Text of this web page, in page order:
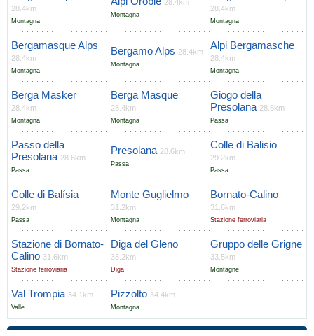
28.4km
Montagna
28.4km
Montagna
28.4km
Montagna
Bergamasque Alps
28.4km
Montagna
Bergamo Alps 28.4km
Montagna
Alpi Bergamasche
28.4km
Montagna
Berga Masker
28.4km
Montagna
Berga Masque
28.4km
Montagna
Giogo della
Presolana 28.6km
Passa
Passo della
Presolana 28.6km
Passa
Presolana 28.6km
Passa
Colle di Balisio
29.2km
Passa
Colle di Balísia
29.2km
Passa
Monte Guglielmo
31.2km
Montagna
Bornato-Calino
31.6km
Stazione ferroviaria
Stazione di Bornato-
Calino 31.6km
Stazione ferroviaria
Diga del Gleno
33.2km
Diga
Gruppo delle Grigne
33.5km
Montagne
Val Trompia 34.1km
Valle
Pizzolto 34.4km
Montagna